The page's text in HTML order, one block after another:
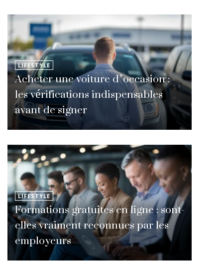
LIFESTYLE
Acheter une voiture d’occasion :
les vérifications indispensables
avant de signer
LIFESTYLE
Formations gratuites en ligne : sont-
elles vraiment reconnues par les
employeurs